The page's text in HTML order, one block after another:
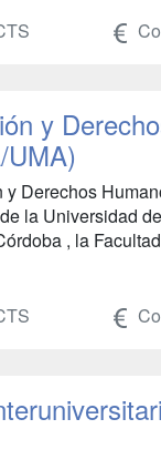
y
Derechos
la Universidad
, la